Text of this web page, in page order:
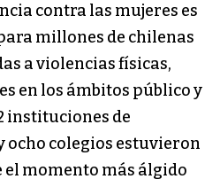
contra las mujeres es
millones de chilenas
a violencias físicas,
en los ámbitos público y
instituciones de
ocho colegios estuvieron
momento más álgido